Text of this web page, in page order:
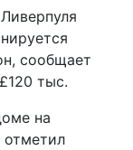
сообщает
тыс.
на
отметил